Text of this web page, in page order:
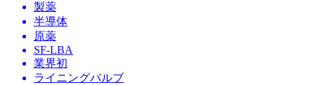
製薬
半導体
原薬
SF-LBA
業界初
ライニングバルブ